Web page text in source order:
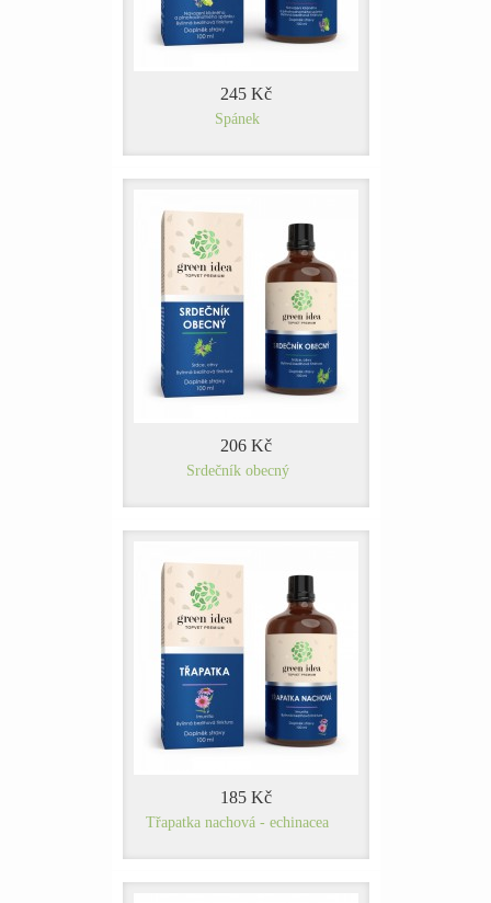
245 Kč
Spánek
206 Kč
Srdečník obecný
185 Kč
Třapatka nachová - echinacea